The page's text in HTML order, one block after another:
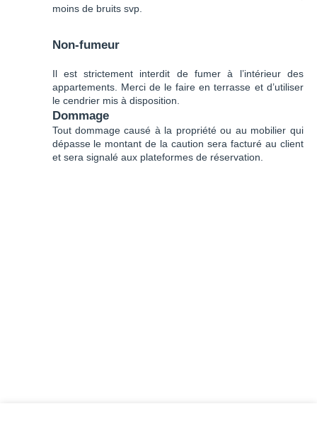
moins de bruits svp.
Non-fumeur
Il est strictement interdit de fumer à l’intérieur des
appartements. Merci de le faire en terrasse et d’utiliser
le cendrier mis à disposition.
Dommage
Tout dommage causé à la propriété ou au mobilier qui
dépasse le montant de la caution sera facturé au client
et sera signalé aux plateformes de réservation.